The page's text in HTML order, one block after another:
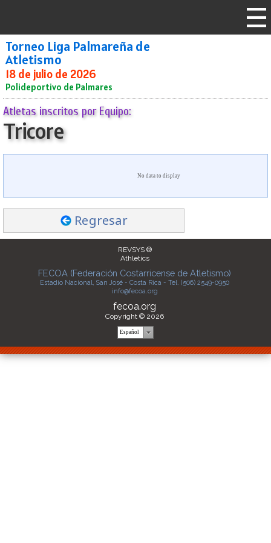
Torneo Liga Palmareña de
Atletismo
18 de julio de 2026
Polideportivo de Palmares
Atletas inscritos por Equipo:
Tricore
No data to display
Regresar
REVSYS ®
Athletics
FECOA (Federación Costarricense de Atletismo)
Estadio Nacional, San José - Costa Rica - Tel. (506) 2549-0950
info@fecoa.org
fecoa.org
Copyright © 2026